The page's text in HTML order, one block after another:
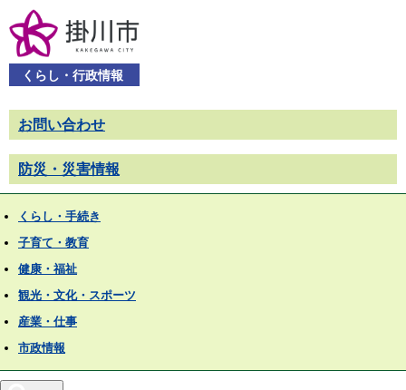
くらし・行政情報
お問い合わせ
防災・災害情報
くらし・手続き
子育て・教育
健康・福祉
観光・文化・スポーツ
産業・仕事
市政情報